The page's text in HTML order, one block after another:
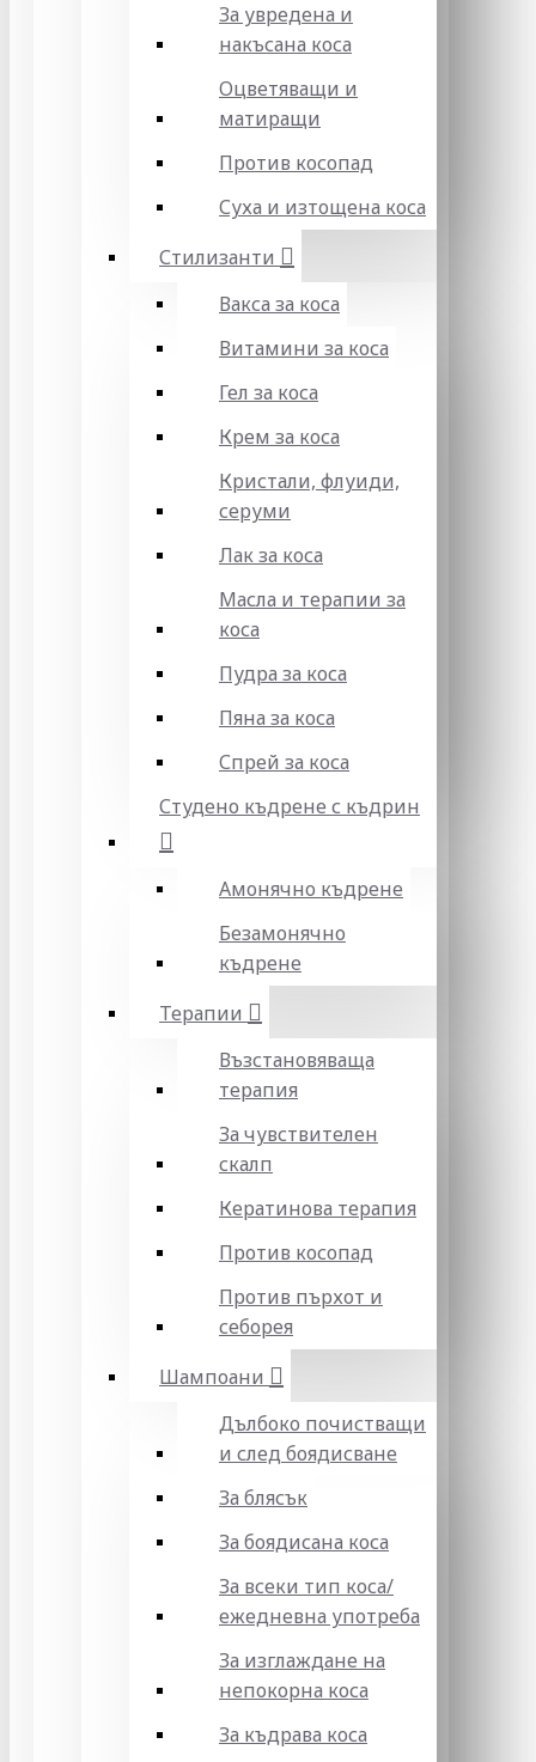
За увредена и
накъсана коса
Оцветяващи и
матиращи
Против косопад
Суха и изтощена коса
Стилизанти
Вакса за коса
Витамини за коса
Гел за коса
Крем за коса
Кристали, флуиди,
серуми
Лак за коса
Масла и терапии за
коса
Пудра за коса
Пяна за коса
Спрей за коса
Студено къдрене с къдрин
Амонячно къдрене
Безамонячно
къдрене
Терапии
Възстановяваща
терапия
За чувствителен
скалп
Кератинова терапия
Против косопад
Против пърхот и
себорея
Шампоани
Дълбоко почистващи
и след боядисване
За блясък
За боядисана коса
За всеки тип коса/
ежедневна употреба
За изглаждане на
непокорна коса
За къдрава коса